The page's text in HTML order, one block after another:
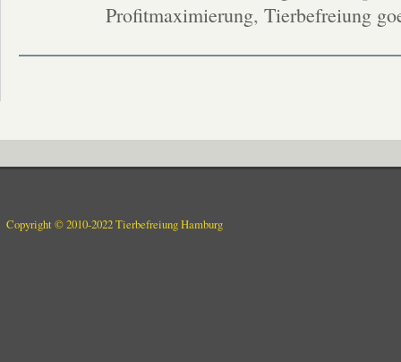
Aktionen
Profitmaximierung, Tierbefreiung
Copyright © 2010-2022 Tierbefreiung Hamburg